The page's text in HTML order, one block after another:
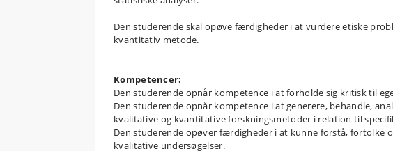
Den studerende skal opøve færdigheder i at vurdere etiske
kvantitativ metode.
Kompetencer:
Den studerende opnår kompetence i at forholde sig kritisk til
Den studerende opnår kompetence i at generere, behandle,
kvalitative og kvantitative forskningsmetoder i relation til
Den studerende opøver færdigheder i at kunne forstå, fortolke
kvalitative undersøgelser.